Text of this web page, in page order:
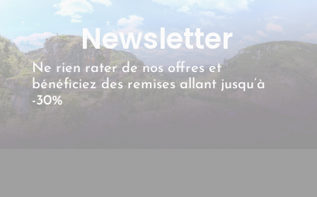
Newsletter
Ne rien rater de nos offres et
bénéficiez des remises allant jusqu’à
-30%